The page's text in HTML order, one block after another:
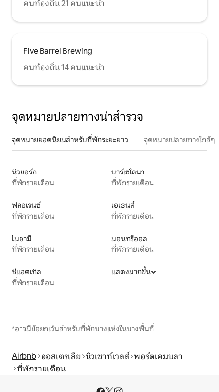
คนท้องถิ่น 21 คนแนะนำ
Five Barrel Brewing
คนท้องถิ่น 14 คนแนะนำ
จุดหมายปลายทางน่าสำรวจ
จุดหมายยอดนิยมสำหรับที่พักระยะยาว จุดหมายปลายทางใกล้ๆ
นิวยอร์ก
ที่พักรายเดือน
บาร์เซโลนา
ที่พักรายเดือน
ฟลอเรนซ์
ที่พักรายเดือน
เอเธนส์
ที่พักรายเดือน
ไมอามี
ที่พักรายเดือน
มอนทรีออล
ที่พักรายเดือน
ซีแอตเทิล
ที่พักรายเดือน
แสดงมากขึ้น
*อาจมีข้อยกเว้นสำหรับที่พักบางแห่งในบางพื้นที่
Airbnb ออสเตรเลีย นิวเซาท์เวลส์ พอร์ตเคมบลา
ที่พักรายเดือน